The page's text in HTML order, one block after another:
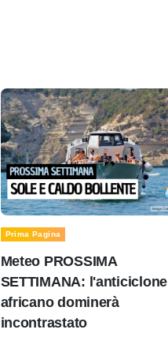
Prima Pagina
Meteo PROSSIMA
SETTIMANA: l'anticiclone
africano dominerà
incontrastato